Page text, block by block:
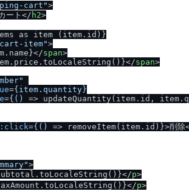
cart">
ート </ h2>
as item (item.id)}
item">
</span>
</span>
={item.quantity}
={() => updateQuantity(item.id,
={() => removeItem(item.id)}>削除
>
</p>
</p>